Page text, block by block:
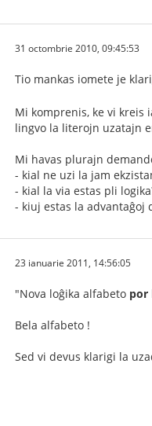
31 octombrie 2010, 09:45:53
Tio mankas iomete je
Mi komprenis, ke vi kreis
lingvo la literojn uzatajn
Mi havas plurajn
- kial ne uzi la jam
- kial la via estas pli
- kiuj estas la advantaĝoj
23 ianuarie 2011, 14:56:05
"Nova loĝika alfabeto por
Bela alfabeto !
Sed vi devus klarigi la